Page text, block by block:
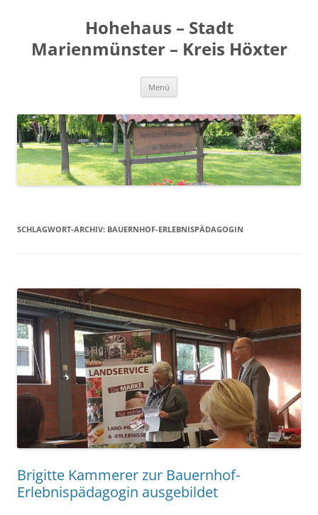
Hohehaus – Stadt
Marienmünster – Kreis Höxter
Menü
SCHLAGWORT-ARCHIV: BAUERNHOF-ERLEBNISPÄDAGOGIN
Brigitte Kammerer zur Bauernhof-
Erlebnispädagogin ausgebildet